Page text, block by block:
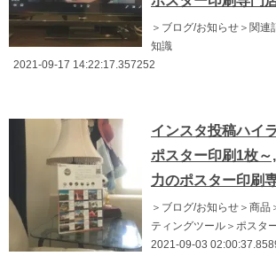
＞ブログ/お知らせ＞関連
知識
2021-09-17 14:22:17.357252
インスタ投稿ハイ
ポスター印刷1枚
力のポスター印刷
＞ブログ/お知らせ＞商品
ティングツール＞ポスタ
2021-09-03